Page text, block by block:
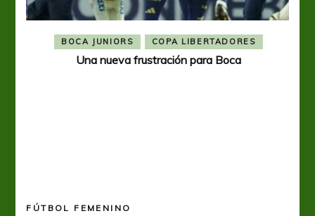
BOCA JUNIORS COPA LIBERTADORES
Una nueva frustración para Boca
FÚTBOL FEMENINO